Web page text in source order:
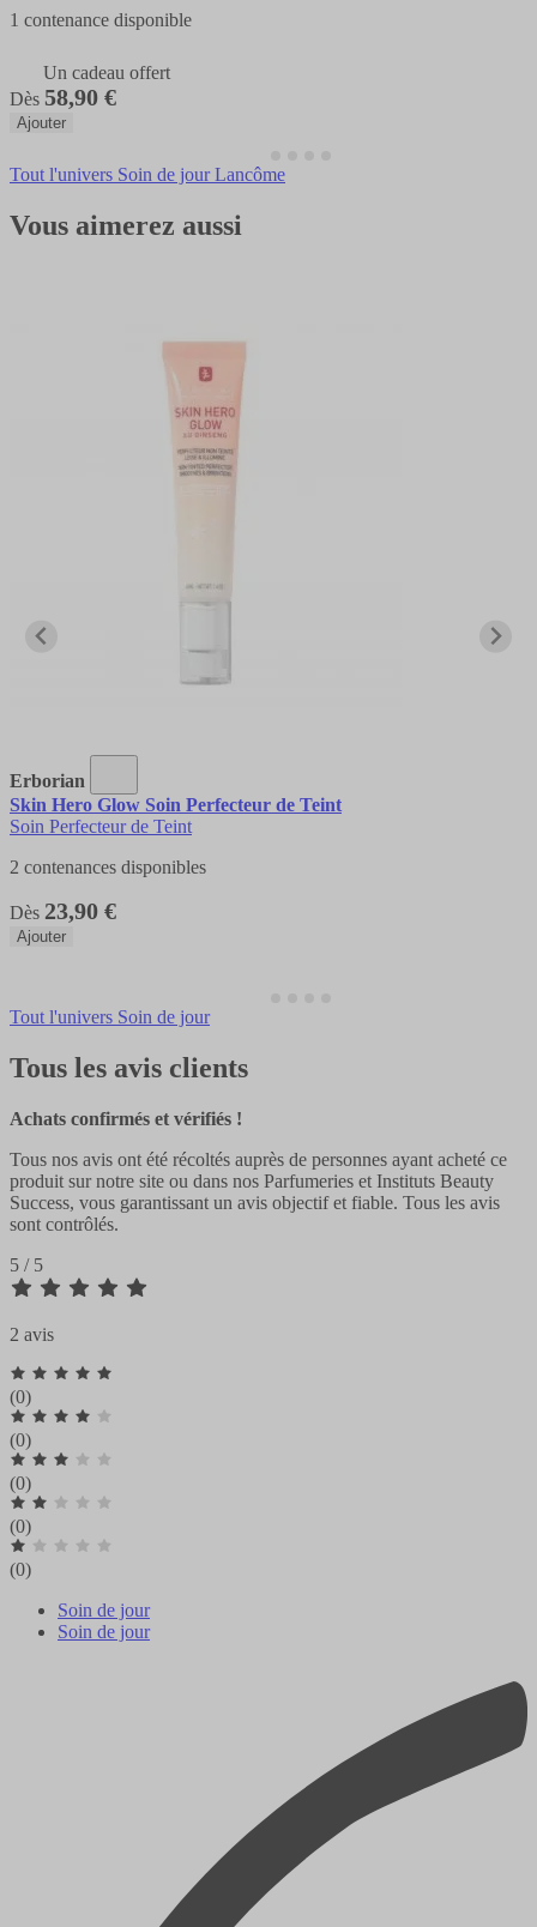
1 contenance disponible
Un cadeau offert
Dès 58,90 €
Ajouter
Tout l'univers Soin de jour Lancôme
Vous aimerez aussi
Erborian
Skin Hero Glow Soin Perfecteur de Teint
Soin Perfecteur de Teint
2 contenances disponibles
Dès 23,90 €
Ajouter
Tout l'univers Soin de jour
Tous les avis clients
Achats confirmés et vérifiés !
Tous nos avis ont été récoltés auprès de personnes ayant acheté ce
produit sur notre site ou dans nos Parfumeries et Instituts Beauty
Success, vous garantissant un avis objectif et fiable. Tous les avis
sont contrôlés.
5 / 5
2 avis
(0)
(0)
(0)
(0)
(0)
Soin de jour
Soin de jour